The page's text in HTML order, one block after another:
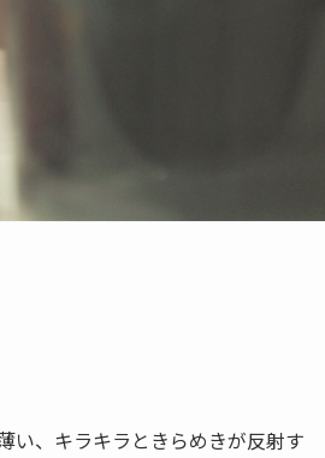
い、キラキラときらめきが反射す